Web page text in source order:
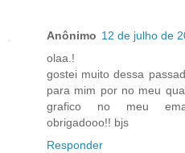
Anônimo 12 de julho de
olaa.!
gostei muito dessa
para mim por no meu
grafico no meu email.
obrigadooo!! bjs
Responder